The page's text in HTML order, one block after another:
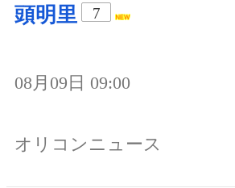
頭明里
7
08月09日 09:00
オリコンニュース